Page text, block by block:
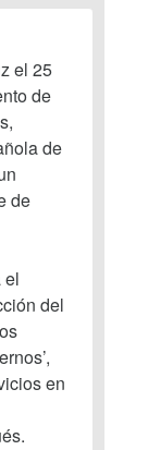
el 25
de
de
de
el
del
en